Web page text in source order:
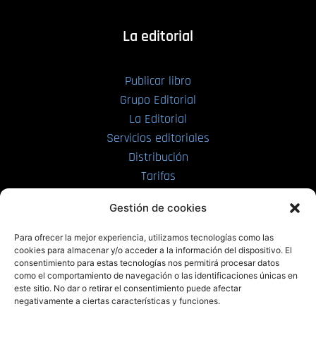
Gestión de cookies
Para ofrecer la mejor experiencia, utilizamos tecnologías como las
cookies para almacenar y/o acceder a la información del dispositivo. El
consentimiento para estas tecnologías nos permitirá procesar datos
como el comportamiento de navegación o las identificaciones únicas en
este sitio. No dar o retirar el consentimiento puede afectar
negativamente a ciertas características y funciones.
La editorial
Publicar libro
Grupo Editorial
La Editorial
Servicios editoriales
Distribución
Tarifas
PRL | Films
PRL | Play
PRL | LAB